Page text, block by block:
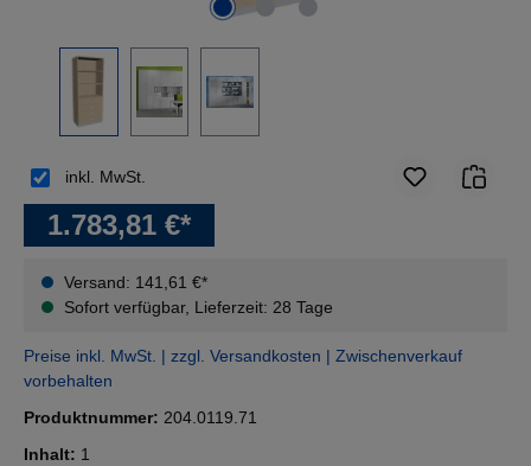
1.783,81 €*
Versand: 141,61 €*
Sofort verfügbar, Lieferzeit: 28 Tage
inkl. MwSt.
Preise inkl. MwSt. | zzgl. Versandkosten | Zwischenverkauf
vorbehalten
Produktnummer: 204.0119.71
Inhalt: 1